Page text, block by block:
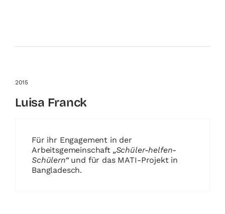
2015
Luisa Franck
Für ihr Engagement in der
Arbeitsgemeinschaft „Schüler-helfen-
Schülern“und für das MATI-Projekt in
Bangladesch.